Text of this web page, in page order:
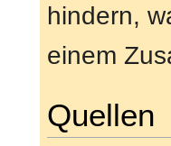
hindern,
einem
Quellen